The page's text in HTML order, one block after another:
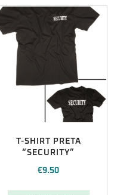
T-SHIRT PRETA
“SECURITY”
€9.50